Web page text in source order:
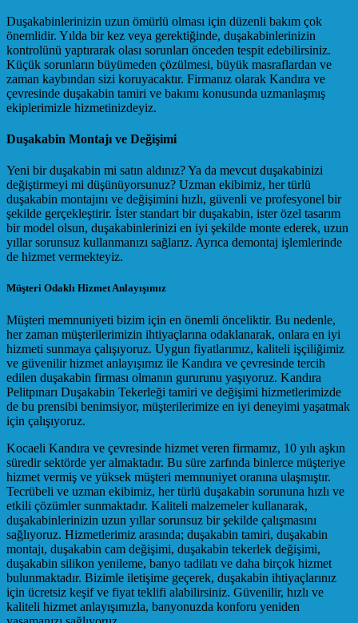
Duşakabinlerinizin uzun ömürlü olması için düzenli bakım çok
önemlidir. Yılda bir kez veya gerektiğinde, duşakabinlerinizin
kontrolünü yaptırarak olası sorunları önceden tespit edebilirsiniz.
Küçük sorunların büyümeden çözülmesi, büyük masraflardan ve
zaman kaybından sizi koruyacaktır. Firmanız olarak Kandıra ve
çevresinde duşakabin tamiri ve bakımı konusunda uzmanlaşmış
ekiplerimizle hizmetinizdeyiz.
Duşakabin Montajı ve Değişimi
Yeni bir duşakabin mi satın aldınız? Ya da mevcut duşakabinizi
değiştirmeyi mi düşünüyorsunuz? Uzman ekibimiz, her türlü
duşakabin montajını ve değişimini hızlı, güvenli ve profesyonel bir
şekilde gerçekleştirir. İster standart bir duşakabin, ister özel tasarım
bir model olsun, duşakabinlerinizi en iyi şekilde monte ederek, uzun
yıllar sorunsuz kullanmanızı sağlarız. Ayrıca demontaj işlemlerinde
de hizmet vermekteyiz.
Müşteri Odaklı Hizmet Anlayışımız
Müşteri memnuniyeti bizim için en önemli önceliktir. Bu nedenle,
her zaman müşterilerimizin ihtiyaçlarına odaklanarak, onlara en iyi
hizmeti sunmaya çalışıyoruz. Uygun fiyatlarımız, kaliteli işçiliğimiz
ve güvenilir hizmet anlayışımız ile Kandıra ve çevresinde tercih
edilen duşakabin firması olmanın gururunu yaşıyoruz. Kandıra
Pelitpınarı Duşakabin Tekerleği tamiri ve değişimi hizmetlerimizde
de bu prensibi benimsiyor, müşterilerimize en iyi deneyimi yaşatmak
için çalışıyoruz.
Kocaeli Kandıra ve çevresinde hizmet veren firmamız, 10 yılı aşkın
süredir sektörde yer almaktadır. Bu süre zarfında binlerce müşteriye
hizmet vermiş ve yüksek müşteri memnuniyet oranına ulaşmıştır.
Tecrübeli ve uzman ekibimiz, her türlü duşakabin sorununa hızlı ve
etkili çözümler sunmaktadır. Kaliteli malzemeler kullanarak,
duşakabinlerinizin uzun yıllar sorunsuz bir şekilde çalışmasını
sağlıyoruz. Hizmetlerimiz arasında; duşakabin tamiri, duşakabin
montajı, duşakabin cam değişimi, duşakabin tekerlek değişimi,
duşakabin silikon yenileme, banyo tadilatı ve daha birçok hizmet
bulunmaktadır. Bizimle iletişime geçerek, duşakabin ihtiyaçlarınız
için ücretsiz keşif ve fiyat teklifi alabilirsiniz. Güvenilir, hızlı ve
kaliteli hizmet anlayışımızla, banyonuzda konforu yeniden